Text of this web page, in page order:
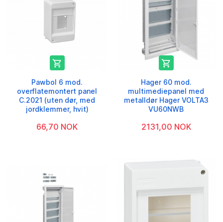

Pawbol 6 mod.
overflatemontert panel
C.2021 (uten dør, med
jordklemmer, hvit)
66,70 NOK

Hager 60 mod.
multimediepanel med
metalldør Hager VOLTA3
VU60NWB
2131,00 NOK